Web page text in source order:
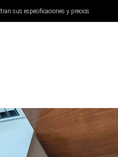
sus especificaciones y precios